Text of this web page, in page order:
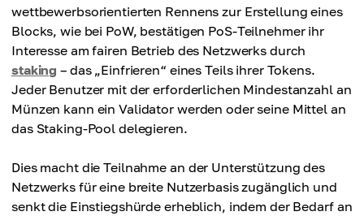
wettbewerbsorientierten Rennens zur Erstellung eines
Blocks, wie bei PoW, bestätigen PoS-Teilnehmer ihr
Interesse am fairen Betrieb des Netzwerks durch
staking – das „Einfrieren“ eines Teils ihrer Tokens.
Jeder Benutzer mit der erforderlichen Mindestanzahl an
Münzen kann ein Validator werden oder seine Mittel an
das Staking-Pool delegieren.
Dies macht die Teilnahme an der Unterstützung des
Netzwerks für eine breite Nutzerbasis zugänglich und
senkt die Einstiegshürde erheblich, indem der Bedarf an